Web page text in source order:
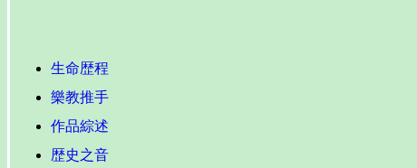
生命歴程
樂教推手
作品綜述
歴史之音